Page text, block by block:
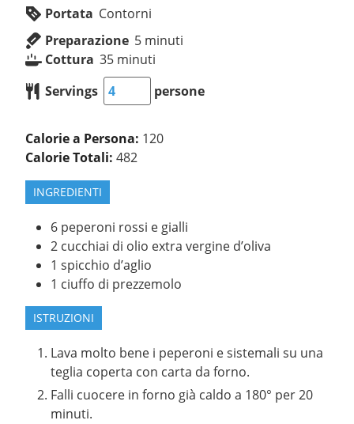
Portata Contorni
Preparazione 5 minuti
Cottura 35 minuti
Servings
persone
Calorie a Persona: 120
Calorie Totali:482
INGREDIENTI
6 peperoni rossi e gialli
2 cucchiai di olio extra vergine d’oliva
1 spicchio d’aglio
1 ciuffo di prezzemolo
ISTRUZIONI
Lava molto bene i peperoni e sistemali su una
teglia coperta con carta da forno.
Falli cuocere in forno già caldo a 180° per 20
minuti.